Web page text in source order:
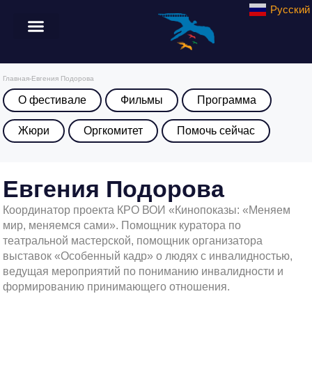
Русский
Главная-Евгения Подорова
О фестивале Фильмы Программа
Жюри Оргкомитет Помочь сейчас
Евгения Подорова
Координатор проекта КРО ВОИ «Кинопоказы: «Меняем
мир, меняемся сами». Помощник куратора по
театральной мастерской, помощник организатора
выставок «Особенный кадр» о людях с инвалидностью,
ведущая мероприятий по пониманию инвалидности и
формированию принимающего отношения.